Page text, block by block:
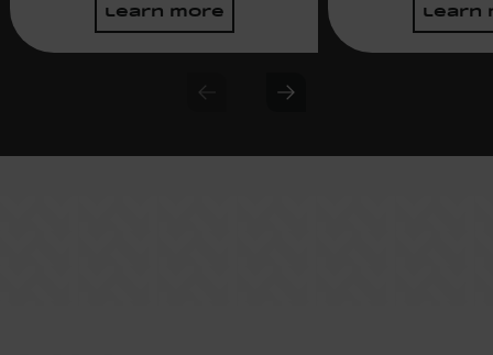
learn more learn
Previous slide
Next slide